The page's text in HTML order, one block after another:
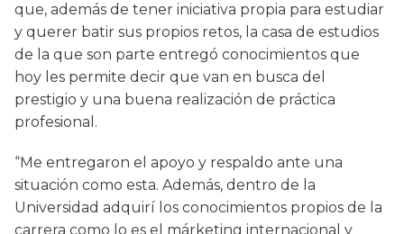
que, además de tener iniciativa propia para estudiar
y querer batir sus propios retos, la casa de estudios
de la que son parte entregó conocimientos que
hoy les permite decir que van en busca del
prestigio y una buena realización de práctica
profesional.
“Me entregaron el apoyo y respaldo ante una
situación como esta. Además, dentro de la
Universidad adquirí los conocimientos propios de la
carrera como lo es el márketing internacional y